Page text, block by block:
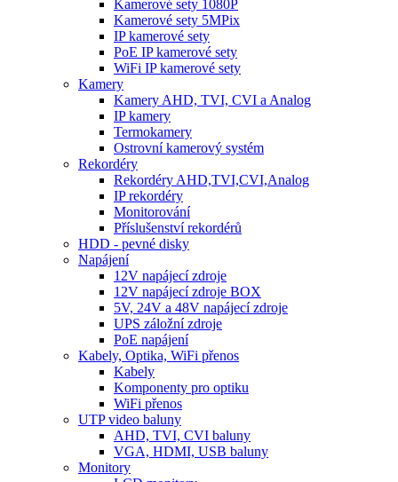
Kamerové sety 1080P
Kamerové sety 5MPix
IP kamerové sety
PoE IP kamerové sety
WiFi IP kamerové sety
Kamery
Kamery AHD, TVI, CVI a Analog
IP kamery
Termokamery
Ostrovní kamerový systém
Rekordéry
Rekordéry AHD,TVI,CVI,Analog
IP rekordéry
Monitorování
Příslušenství rekordérů
HDD - pevné disky
Napájení
12V napájecí zdroje
12V napájecí zdroje BOX
5V, 24V a 48V napájecí zdroje
UPS záložní zdroje
PoE napájení
Kabely, Optika, WiFi přenos
Kabely
Komponenty pro optiku
WiFi přenos
UTP video baluny
AHD, TVI, CVI baluny
VGA, HDMI, USB baluny
Monitory